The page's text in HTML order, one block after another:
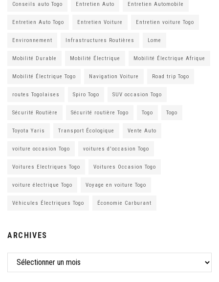
Conseils auto Togo Entretien Auto Entretien Automobile
Entretien Auto Togo Entretien Voiture Entretien voiture Togo
Environnement Infrastructures Routières Lome
Mobilité Durable Mobilité Électrique Mobilité Électrique Afrique
Mobilité Électrique Togo Navigation Voiture Road trip Togo
routes Togolaises Spiro Togo SUV occasion Togo
Sécurité Routière Sécurité routière Togo Togo Togo
Toyota Yaris Transport Écologique Vente Auto
voiture occasion Togo voitures d'occasion Togo
Voitures Electriques Togo Voitures Occasion Togo
voiture électrique Togo Voyage en voiture Togo
Véhicules Électriques Togo Économie Carburant
ARCHIVES